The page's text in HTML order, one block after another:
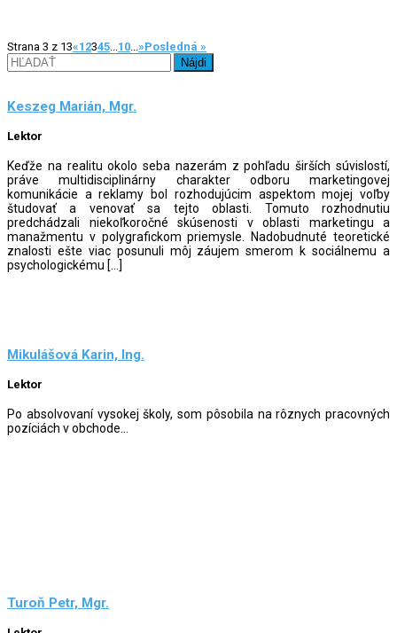
Strana 3 z 13«1 2345 10 »Posledná »
Hľadať:
Keszeg Marián, Mgr.
Lektor
Keďže na realitu okolo seba nazerám z pohľadu širších súvislostí,
práve multidisciplinárny charakter odboru marketingovej
komunikácie a reklamy bol rozhodujúcim aspektom mojej voľby
študovať a venovať sa tejto oblasti. Tomuto rozhodnutiu
predchádzali niekoľkoročné skúsenosti v oblasti marketingu a
manažmentu v polygrafickom priemysle. Nadobudnuté teoretické
znalosti ešte viac posunuli môj záujem smerom k sociálnemu a
psychologickému […]
Mikulášová Karin, Ing.
Lektor
Po absolvovaní vysokej školy, som pôsobila na rôznych pracovných
pozíciách v obchode...
Turoň Petr, Mgr.